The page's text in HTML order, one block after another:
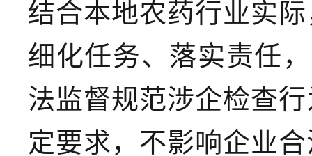
结合本地农药行业实
细化任务、落实责任
法监督规范涉企检查
定要求，不影响企业